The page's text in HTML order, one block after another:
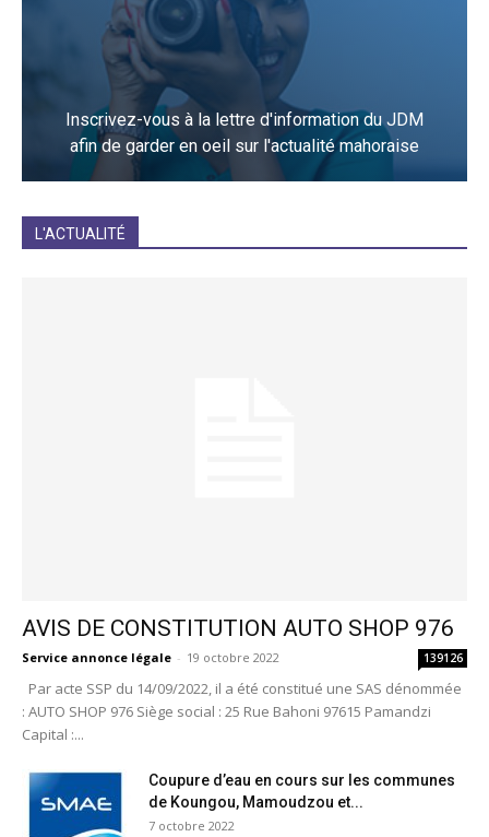
Inscrivez-vous à la lettre d'information du JDM
afin de garder en oeil sur l'actualité mahoraise
L'ACTUALITÉ
AVIS DE CONSTITUTION AUTO SHOP 976
Service annonce légale - 19 octobre 2022 139126
Par acte SSP du 14/09/2022, il a été constitué une SAS dénommée
: AUTO SHOP 976 Siège social : 25 Rue Bahoni 97615 Pamandzi
Capital :...
Coupure d’eau en cours sur les communes
de Koungou, Mamoudzou et...
7 octobre 2022